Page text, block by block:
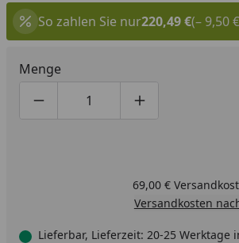
So zahlen Sie nur220,49 €(– 9,50
Menge
Produktmenge um eins verringern
Produktmenge manuell
Produktmenge
69,00 €
Versandkosten
Lieferbar, Lieferzeit: 20-25 Werktage